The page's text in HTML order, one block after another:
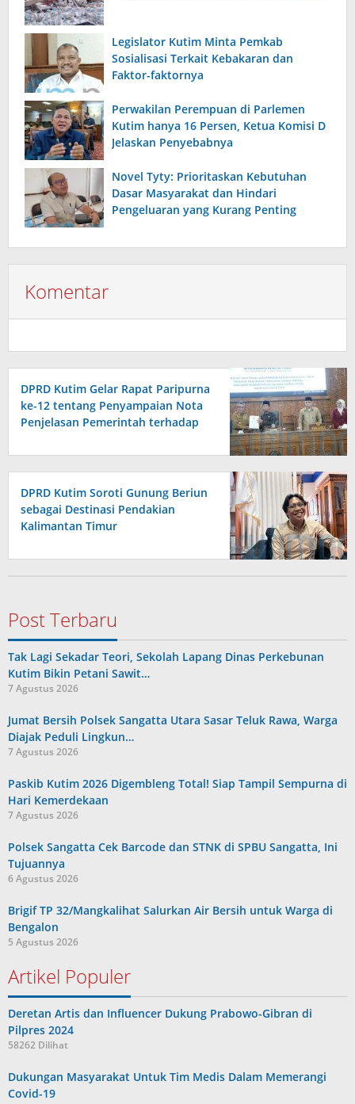
Legislator Kutim Minta Pemkab
Sosialisasi Terkait Kebakaran dan
Faktor-faktornya
Perwakilan Perempuan di Parlemen
Kutim hanya 16 Persen, Ketua Komisi D
Jelaskan Penyebabnya
Novel Tyty: Prioritaskan Kebutuhan
Dasar Masyarakat dan Hindari
Pengeluaran yang Kurang Penting
Komentar
DPRD Kutim Gelar Rapat Paripurna
ke-12 tentang Penyampaian Nota
Penjelasan Pemerintah terhadap
DPRD Kutim Soroti Gunung Beriun
sebagai Destinasi Pendakian
Kalimantan Timur
Post Terbaru
Tak Lagi Sekadar Teori, Sekolah Lapang Dinas Perkebunan
Kutim Bikin Petani Sawit…
7 Agustus 2026
Jumat Bersih Polsek Sangatta Utara Sasar Teluk Rawa, Warga
Diajak Peduli Lingkun…
7 Agustus 2026
Paskib Kutim 2026 Digembleng Total! Siap Tampil Sempurna di
Hari Kemerdekaan
7 Agustus 2026
Polsek Sangatta Cek Barcode dan STNK di SPBU Sangatta, Ini
Tujuannya
6 Agustus 2026
Brigif TP 32/Mangkalihat Salurkan Air Bersih untuk Warga di
Bengalon
5 Agustus 2026
Artikel Populer
Deretan Artis dan Influencer Dukung Prabowo-Gibran di
Pilpres 2024
58262 Dilihat
Dukungan Masyarakat Untuk Tim Medis Dalam Memerangi
Covid-19